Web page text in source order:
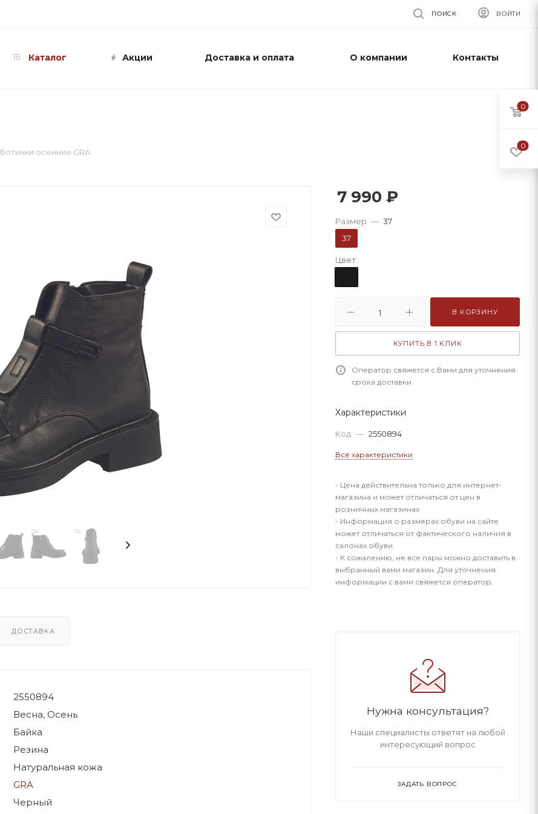
ВОЙТИ
ПОИСК
Каталог Акции Доставка и оплата О компании Контакты
Ботинки осенние GRA
ДОСТАВКА
2550894
Весна, Осень
Байка
Резина
Натуральная кожа
GRA
Черный
7 990 ₽
Размер — 37
37
Цвет:
В КОРЗИНУ
КУПИТЬ В 1 КЛИК
Оператор свяжется с Вами для уточнения
срока доставки.
Характеристики
Код — 2550894
Все характеристики
- Цена действительна только для интернет-
магазина и может отличаться от цен в
розничных магазинах
- Информация о размерах обуви на сайте
может отличаться от фактического наличия в
салонах обуви.
- К сожалению, не все пары можно доставить в
выбранный вами магазин. Для уточнения
информации с вами свяжется оператор.
Нужна консультация?
Наши специалисты ответят на любой
интересующий вопрос
ЗАДАТЬ ВОПРОС
0
0